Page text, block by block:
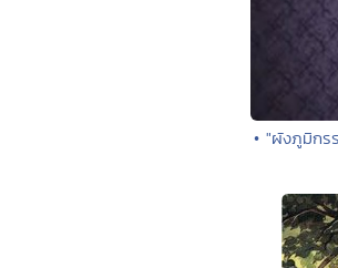
• "ผังภูมิกร